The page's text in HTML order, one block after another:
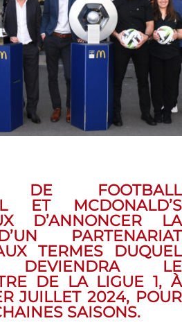
FOOTBALL
ET MCDONALD’S
D’ANNONCER LA
PARTENARIAT
TERMES DUQUEL
DEVIENDRA LE
DE LA LIGUE 1, À
JUILLET 2024, POUR
SAISONS.